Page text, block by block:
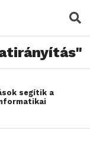
segítik a